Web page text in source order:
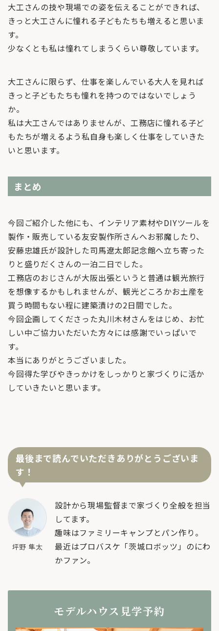
大工さんの技や現場での姿を伝えることができれば、
きっと大工さんに憧れる子どもたちも増えると思いま
す。
少なくとも私は憧れてしまうくらい尊敬しています。
大工さんに限らず、仕事を楽しんでいる大人を見れば
きっと子どもたちも憧れを持つのではないでしょう
か。
私は大工さんではありませんが、工務店に憧れる子ど
もたちが増えるよう私自身も楽しく仕事をしていきた
いと思います。
まとめ
今回ご紹介した他にも、インテリア素材やDIYツールを
製作・販売している友安製作所さんへお邪魔したり、
安藤忠雄氏が設計した司馬遼太郎記念館へ立ち寄った
りと盛りだくさんの一泊二日でした。
工務店のおじさんが大阪出張というと普通は観光旅行
を想像するかもしれませんが、観光どころかお土産を
買う時間もない程に建築漬けの2日間でした。
今回企画してくださった丸川木材さんをはじめ、お忙
しい中ご協力いただいた方々には感謝でいっぱいで
す。
本当にありがとうございました。
今回得た学びやきっかけをしっかりと家づくりに活か
していきたいと思います。
最後まで読んでいただきありがとうございま
す！
坪野 隼太
設計から現場監督まで家づくり全般を担当
してます。
趣味はファミリーキャンプとパン作り。
最近はプロバスケ「茨城ロボッツ」のにわ
かファン。
モデルハウス見学予約